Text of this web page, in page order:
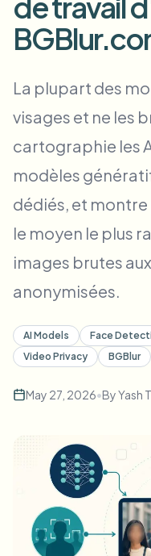
Échange de
Intelligence vidéo
Flou vidéo par lot
Traitez plusieurs vidéos en
Flou facial en
Pipelines à haut débit
Zones, politiques et
API & SDK
Automatiser les
Formulaire de
Intelligence vidéo
Suppression
La plupart des
visages et ne les
cartographie les
modèles
dédiés, et
le moyen le plus
images brutes
anonymisées.
AI Models Face
Video Privacy
BGBlur
May 27, 2026•ByYash